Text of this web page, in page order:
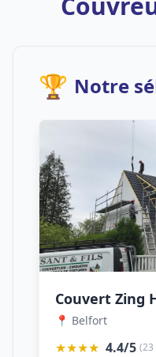
🏆 Notre
Couvert Zing
📍 Belfort
★★★★ 4.4/5 (23